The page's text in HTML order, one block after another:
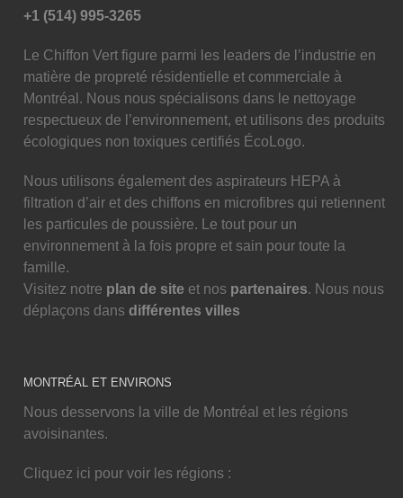
+1 (514) 995-3265
Le Chiffon Vert figure parmi les leaders de l’industrie en
matière de propreté résidentielle et commerciale à
Montréal. Nous nous spécialisons dans le nettoyage
respectueux de l’environnement, et utilisons des produits
écologiques non toxiques certifiés ÉcoLogo.
Nous utilisons également des aspirateurs HEPA à
filtration d’air et des chiffons en microfibres qui retiennent
les particules de poussière. Le tout pour un
environnement à la fois propre et sain pour toute la
famille.
Visitez notre plan de site et nos partenaires. Nous nous
déplaçons dansdifférentes villes
MONTRÉAL ET ENVIRONS
Nous desservons la ville de Montréal et les régions
avoisinantes.
Cliquez ici pour voir les régions :